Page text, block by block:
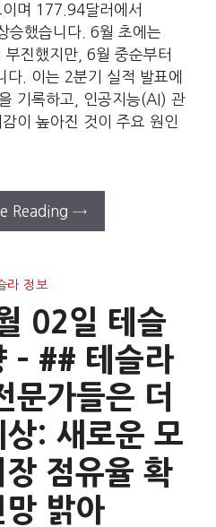
며 177.94달러에서
했습니다. 6월 초에는
진했지만, 6월 중순부터
다. 이는 2분기 실적 발표에
기록하고, 인공지능(AI) 관
이 높아진 것이 주요 원인
Reading →
라 정보
02일 테슬
– ## 테슬라
문가들은 더
: 새로운 모
점유율 확
밝아